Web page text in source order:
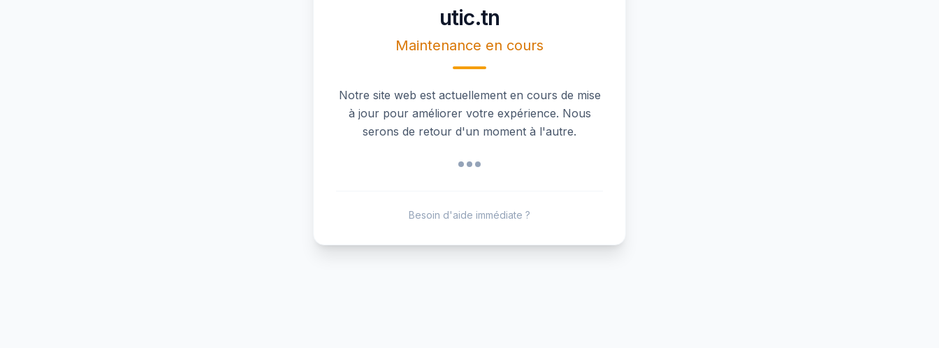
utic.tn
Maintenance en cours
Notre site web est actuellement en cours de mise
à jour pour améliorer votre expérience. Nous
serons de retour d'un moment à l'autre.
Besoin d'aide immédiate ?